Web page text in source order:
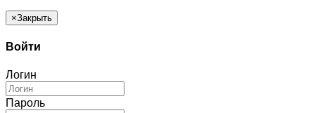
×Закрыть
Войти
Логин
Пароль